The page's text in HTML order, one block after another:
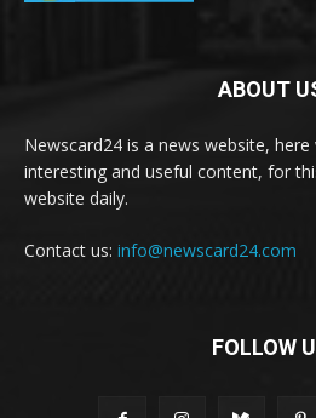
ABOUT
Newscard24 is a news website,
interesting and useful content, for
website daily.
Contact us: info@newscard24.com
FOLLOW